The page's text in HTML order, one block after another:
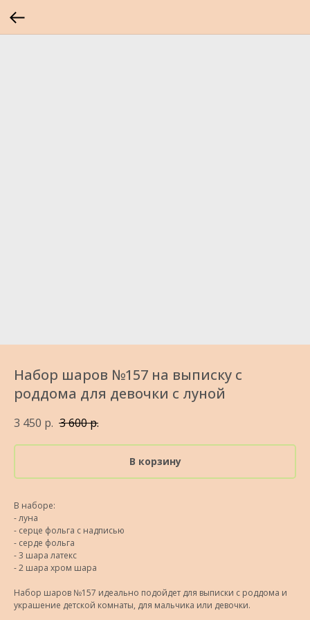
Набор шаров №157 на выписку с
роддома для девочки с луной
3 450 р. 3 600р.
В корзину
В наборе:
- луна
- серце фольга с надписью
- серде фольга
- 3 шара латекс
- 2 шара хром шара
Набор шаров №157 идеально подойдет для выписки с роддома и
украшение детской комнаты, для мальчика или девочки.